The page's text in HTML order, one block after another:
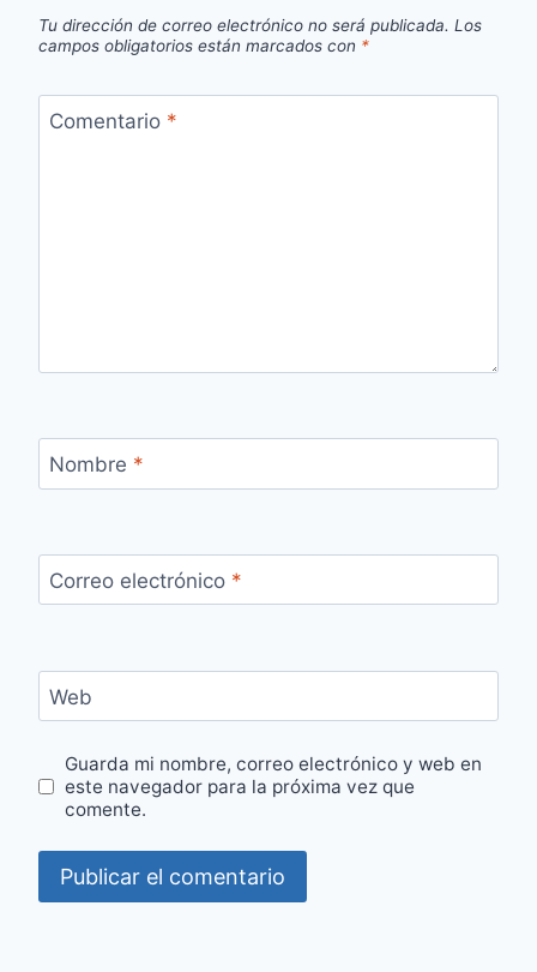
Tu dirección de correo electrónico no será publicada. Los
campos obligatorios están marcados con *
Comentario *
Nombre *
Correo electrónico *
Web
Guarda mi nombre, correo electrónico y web en
este navegador para la próxima vez que
comente.